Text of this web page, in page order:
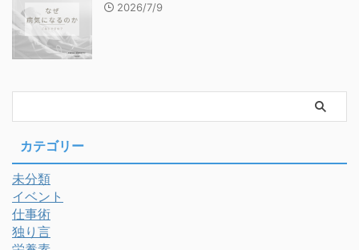
2026/7/9
カテゴリー
未分類
イベント
仕事術
独り言